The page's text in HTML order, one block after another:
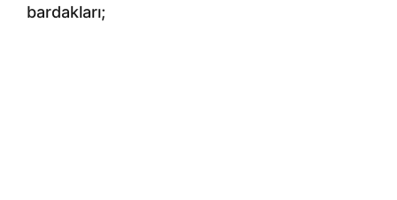
bardakları;